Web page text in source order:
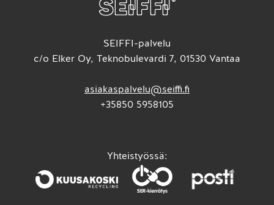
SEIFFI-palvelu
c/o Elker Oy, Teknobulevardi 7, 01530 Vantaa
asiakaspalvelu@seiffi.fi
+35850 5958105
Yhteistyössä: